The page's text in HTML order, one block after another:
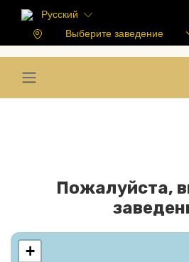
Русский
Выберите заведение
Пожалуйста,
+